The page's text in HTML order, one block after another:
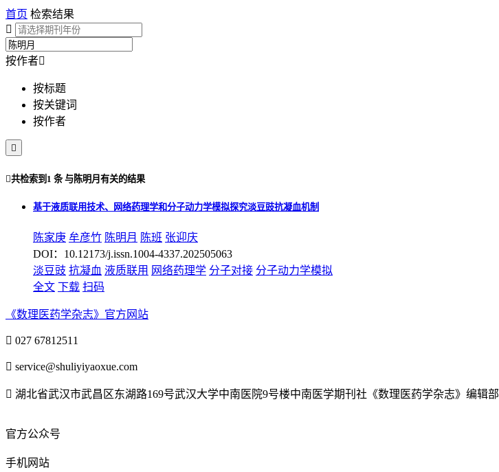
首页 检索结果

按作者
按标题
按关键词
按作者

共检索到 1 条与陈明月 有关的结果
基于液质联用技术、网络药理学和分子动力学模拟探究淡豆豉抗凝血机制
陈家庚 牟彦竹 陈明月 陈班 张迎庆
DOI：10.12173/j.issn.1004-4337.202505063
淡豆豉 抗凝血 液质联用 网络药理学 分子对接 分子动力学模拟
全文 下载 扫码
《数理医药学杂志》官方网站
 027 67812511
 service@shuliyiyaoxue.com
 湖北省武汉市武昌区东湖路169号武汉大学中南医院9号楼中南医学期刊社《数理医药学杂志》编辑部
官方公众号
手机网站